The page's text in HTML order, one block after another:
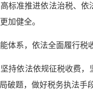
标准推进依法治税、
加健全。
体系，依法全面履行税
持依法依规征税收费
破题，做好税务执法